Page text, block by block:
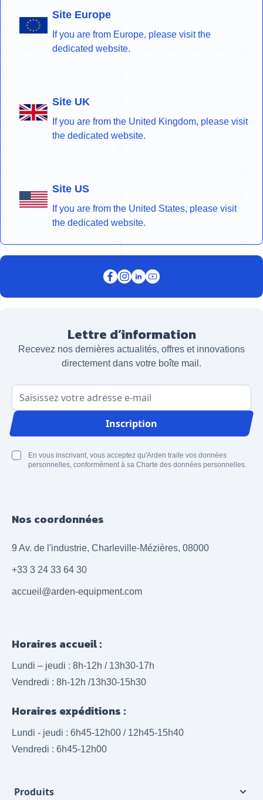
Site Europe
If you are from Europe, please visit the
dedicated website.
Site UK
If you are from the United Kingdom, please visit
the dedicated website.
Site US
If you are from the United States, please visit
the dedicated website.
Lettre d’information
Recevez nos dernières actualités, offres et innovations
directement dans votre boîte mail.
Adresse email
Inscription
En vous inscrivant, vous acceptez qu'Arden traite vos données
personnelles, conformément à sa Charte des données personnelles.
Nos coordonnées
9 Av. de l'industrie, Charleville-Mézières, 08000
+33 3 24 33 64 30
accueil@arden-equipment.com
Horaires accueil :
Lundi – jeudi : 8h-12h / 13h30-17h
Vendredi : 8h-12h /13h30-15h30
Horaires expéditions :
Lundi - jeudi : 6h45-12h00 / 12h45-15h40
Vendredi : 6h45-12h00
Produits